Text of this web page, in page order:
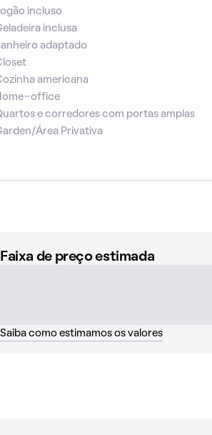
incluso
inclusa
adaptado
americana
office
e corredores com portas amplas
Área Privativa
Faixa de preço estimada
Saiba como estimamos os valores